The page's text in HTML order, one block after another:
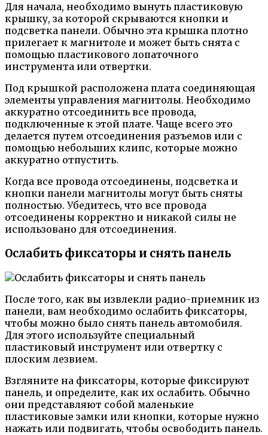
Для начала, необходимо вынуть пластиковую
крышку, за которой скрываются кнопки и
подсветка панели. Обычно эта крышка плотно
прилегает к магнитоле и может быть снята с
помощью пластикового лопаточного
инструмента или отвертки.
Под крышкой расположена плата соединяющая
элементы управления магнитолы. Необходимо
аккуратно отсоединить все провода,
подключенные к этой плате. Чаще всего это
делается путем отсоединения разъемов или с
помощью небольших клипс, которые можно
аккуратно отпустить.
Когда все провода отсоединены, подсветка и
кнопки панели магнитолы могут быть сняты
полностью. Убедитесь, что все провода
отсоединены корректно и никакой силы не
использовано для отсоединения.
Ослабить фиксаторы и снять панель
После того, как вы извлекли радио-приемник из
панели, вам необходимо ослабить фиксаторы,
чтобы можно было снять панель автомобиля.
Для этого используйте специальный
пластиковый инструмент или отвертку с
плоским лезвием.
Взгляните на фиксаторы, которые фиксируют
панель, и определите, как их ослабить. Обычно
они представляют собой маленькие
пластиковые замки или кнопки, которые нужно
нажать или подвигать, чтобы освободить панель.